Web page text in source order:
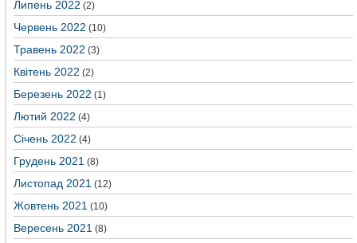
Липень 2022 (2)
Червень 2022 (10)
Травень 2022 (3)
Квітень 2022 (2)
Березень 2022 (1)
Лютий 2022 (4)
Січень 2022 (4)
Грудень 2021 (8)
Листопад 2021 (12)
Жовтень 2021 (10)
Вересень 2021 (8)